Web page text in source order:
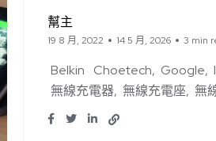
幫主
19 8 月, 2022 14 5 月, 2026 3 min
Belkin Choetech Google
無線充電器 無線充電座 無